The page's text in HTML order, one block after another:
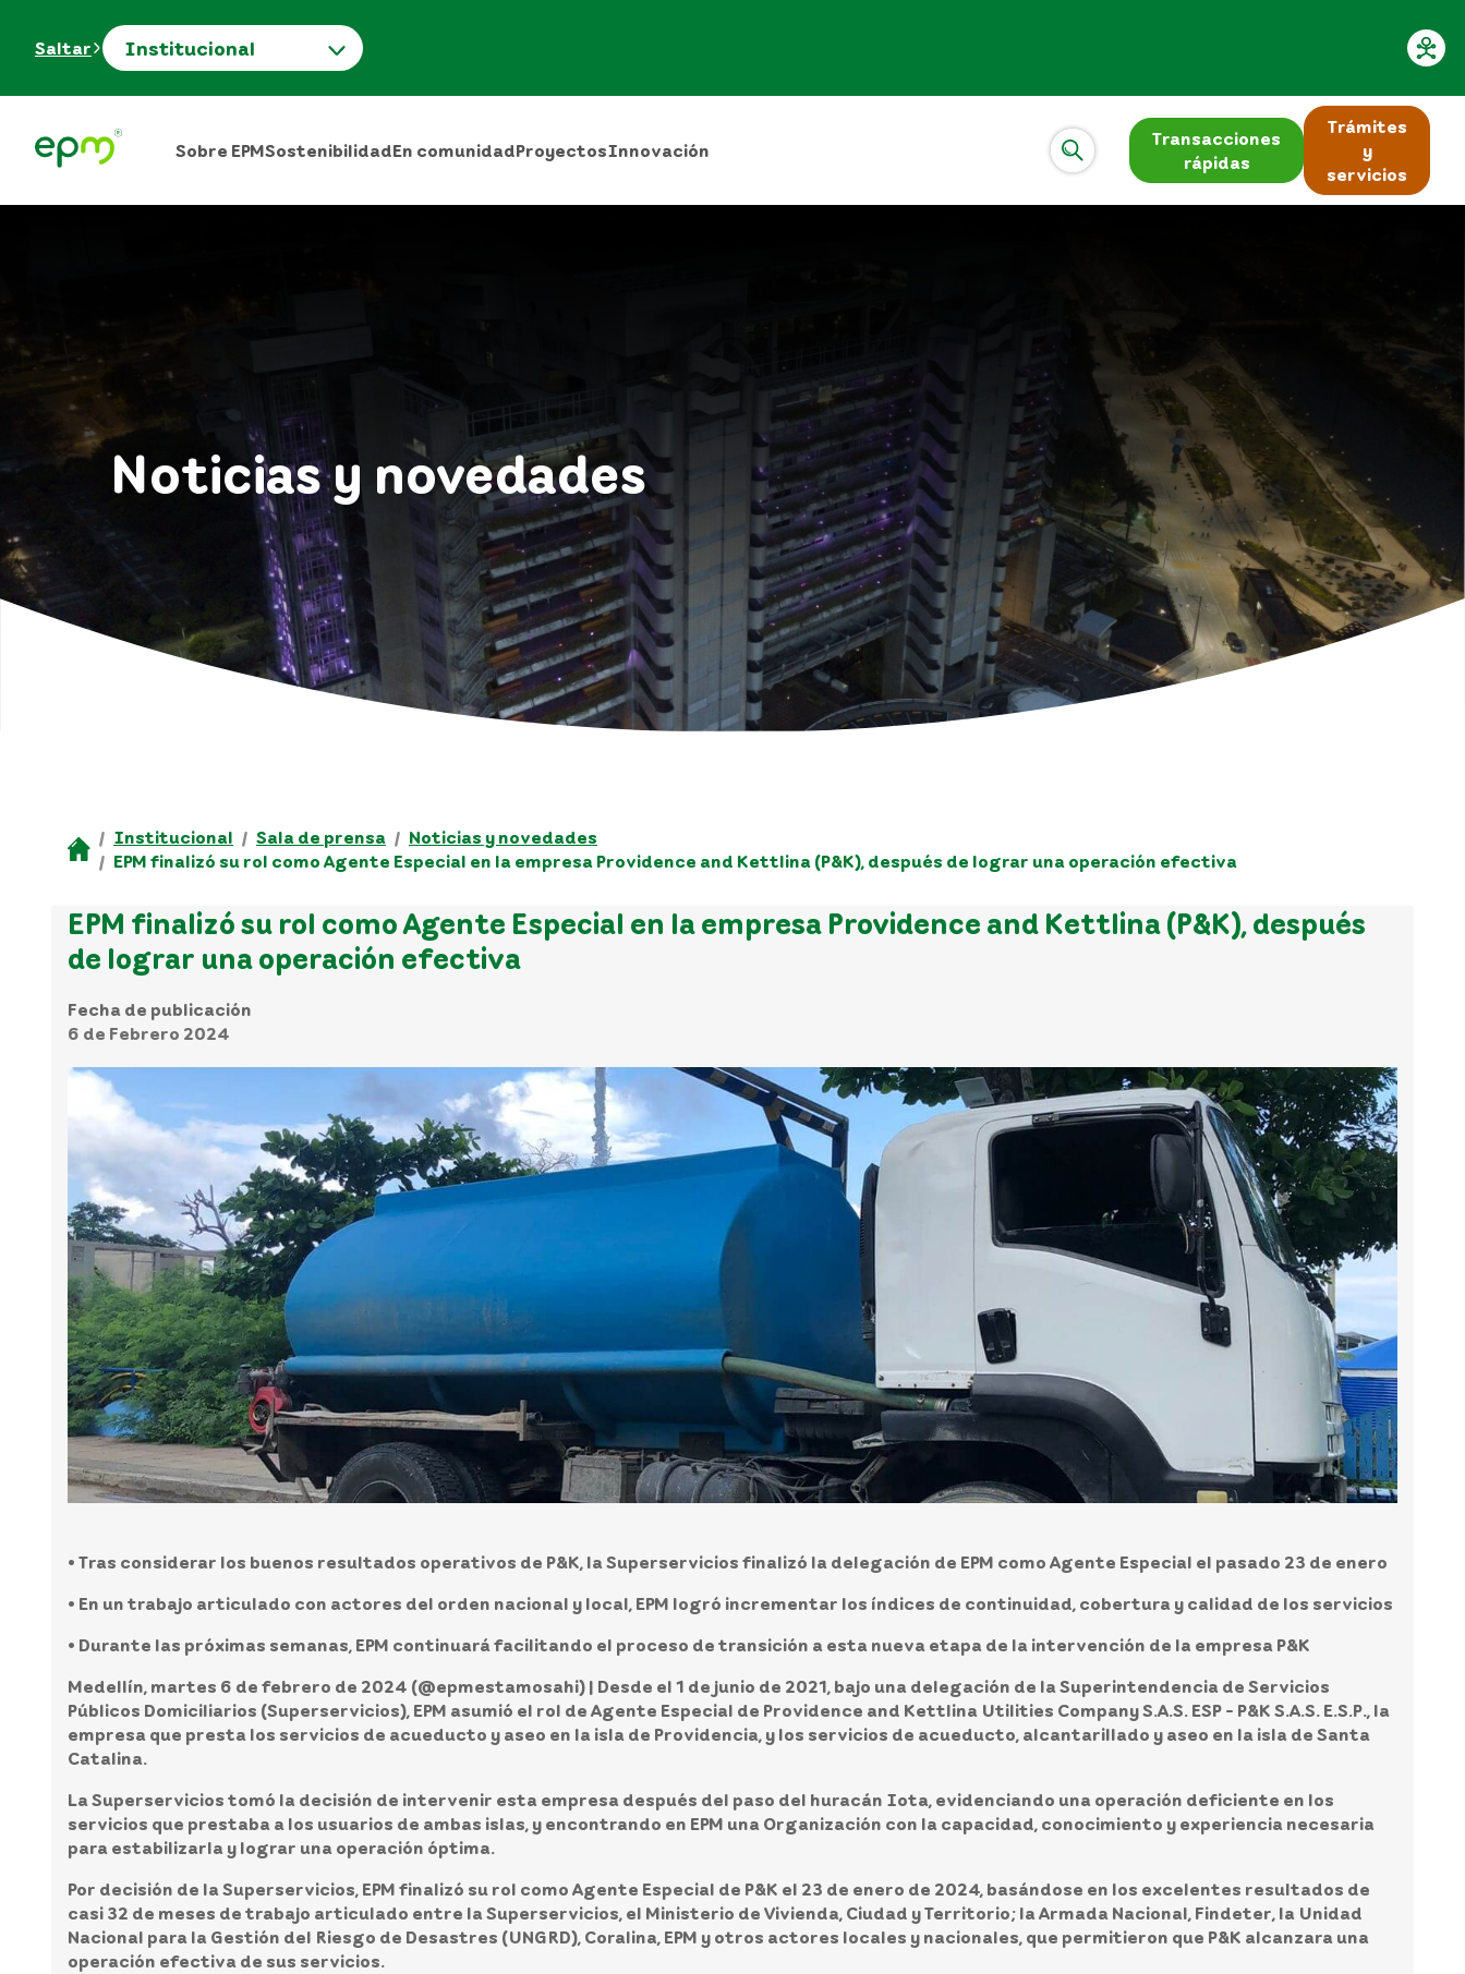
Saltar Institucional
Sobre EPMSostenibilidadEn comunidadProyectosInnovación
Transacciones
rápidas
Trámites
y
servicios
Noticias y novedades
Institucional Sala de prensa
Noticias y novedades
EPM finalizó su rol como Agente Especial en la empresa Providence and Kettlina (P&K), después de lograr una operación efectiva
EPM finalizó su rol como Agente Especial en la empresa Providence and Kettlina (P&K), después
de lograr una operación efectiva
Fecha de publicación
6 de Febrero 2024
• Tras considerar los buenos resultados operativos de P&K, la Superservicios finalizó la delegación de EPM como Agente Especial el pasado 23 de enero
• En un trabajo articulado con actores del orden nacional y local, EPM logró incrementar los índices de continuidad, cobertura y calidad de los servicios
• Durante las próximas semanas, EPM continuará facilitando el proceso de transición a esta nueva etapa de la intervención de la empresa P&K
Medellín, martes 6 de febrero de 2024 (@epmestamosahi) | Desde el 1 de junio de 2021, bajo una delegación de la Superintendencia de Servicios
Públicos Domiciliarios (Superservicios), EPM asumió el rol de Agente Especial de Providence and Kettlina Utilities Company S.A.S. ESP - P&K S.A.S. E.S.P., la
empresa que presta los servicios de acueducto y aseo en la isla de Providencia, y los servicios de acueducto, alcantarillado y aseo en la isla de Santa
Catalina.
La Superservicios tomó la decisión de intervenir esta empresa después del paso del huracán Iota, evidenciando una operación deficiente en los
servicios que prestaba a los usuarios de ambas islas, y encontrando en EPM una Organización con la capacidad, conocimiento y experiencia necesaria
para estabilizarla y lograr una operación óptima.
Por decisión de la Superservicios, EPM finalizó su rol como Agente Especial de P&K el 23 de enero de 2024, basándose en los excelentes resultados de
casi 32 de meses de trabajo articulado entre la Superservicios, el Ministerio de Vivienda, Ciudad y Territorio; la Armada Nacional, Findeter, la Unidad
Nacional para la Gestión del Riesgo de Desastres (UNGRD), Coralina, EPM y otros actores locales y nacionales, que permitieron que P&K alcanzara una
operación efectiva de sus servicios.